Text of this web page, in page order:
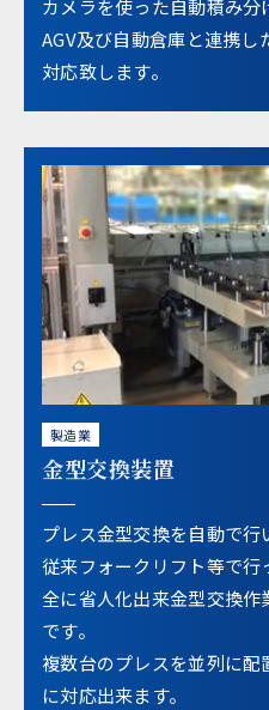
カメラを使った自動積み分
AGV及び自動倉庫と連携
対応致します。
製造業
金型交換装置
プレス金型交換を自動で行
従来フォークリフト等で
全に省人化出来金型交換
です。
複数台のプレスを並列に
に対応出来ます。